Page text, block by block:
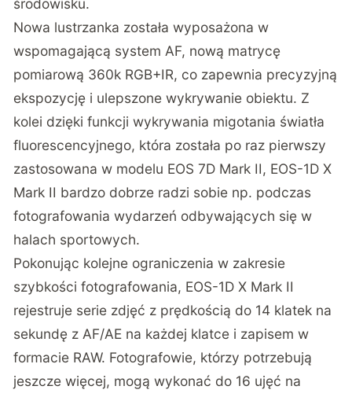
środowisku.
Nowa lustrzanka została wyposażona w
wspomagającą system AF, nową matrycę
pomiarową 360k RGB+IR, co zapewnia precyzyjną
ekspozycję i ulepszone wykrywanie obiektu. Z
kolei dzięki funkcji wykrywania migotania światła
fluorescencyjnego, która została po raz pierwszy
zastosowana w modelu EOS 7D Mark II, EOS-1D X
Mark II bardzo dobrze radzi sobie np. podczas
fotografowania wydarzeń odbywających się w
halach sportowych.
Pokonując kolejne ograniczenia w zakresie
szybkości fotografowania, EOS-1D X Mark II
rejestruje serie zdjęć z prędkością do 14 klatek na
sekundę z AF/AE na każdej klatce i zapisem w
formacie RAW. Fotografowie, którzy potrzebują
jeszcze więcej, mogą wykonać do 16 ujęć na